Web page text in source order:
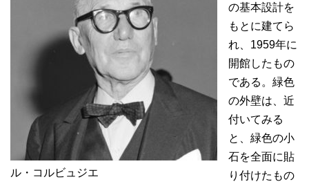
ル・コルビュジエ
の基本設計を
もとに建てら
れ、1959年に
開館したもの
である。緑色
の外壁は、近
付いてみる
と、緑色の小
石を全面に貼
り付けたもの